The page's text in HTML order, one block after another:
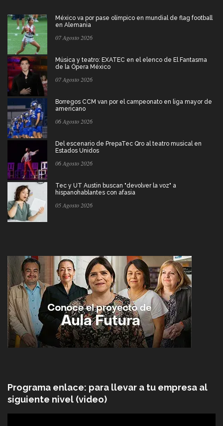
México va por pase olímpico en mundial de flag football
en Alemania
07 Agosto 2026
Música y teatro: EXATEC en el elenco de El Fantasma
de la Ópera México
07 Agosto 2026
Borregos CCM van por el campeonato en liga mayor de
americano
06 Agosto 2026
Del escenario de PrepaTec Qro al teatro musical en
Estados Unidos
06 Agosto 2026
Tec y UT Austin buscan "devolver la voz" a
hispanohablantes con afasia
05 Agosto 2026
Programa enlace: para llevar a tu empresa al
siguiente nivel (video)